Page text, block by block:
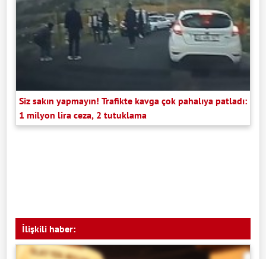
Siz sakın yapmayın! Trafikte kavga çok pahalıya patladı:
1 milyon lira ceza, 2 tutuklama
İlişkili haber: